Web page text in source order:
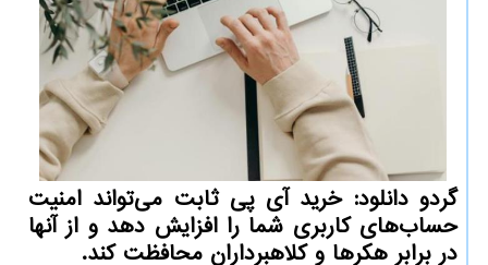
گردو دانلود: خرید آی پی ثابت می‌تواند امنیت
حساب‌های کاربری شما را افزایش دهد و از آنها
در برابر هکرها و کلاهبرداران محافظت کند.